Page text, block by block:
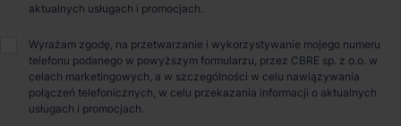
O parku
Gdynia City Logistics to nowoczesny obiekt magazynowo-
biurowy, zlokalizowany w Gdyni przy ulicy Północnej, w
województwie pomorskim. Ten strategicznie usytuowany
aktualnych usługach i promocjach.
Wyrażam zgodę, na przetwarzanie i wykorzystywanie mojego numeru
telefonu podanego w powyższym formularzu, przez CBRE sp. z o.o. w
celach marketingowych, a w szczególności w celu nawiązywania
połączeń telefonicznych, w celu przekazania informacji o aktualnych
usługach i promocjach.